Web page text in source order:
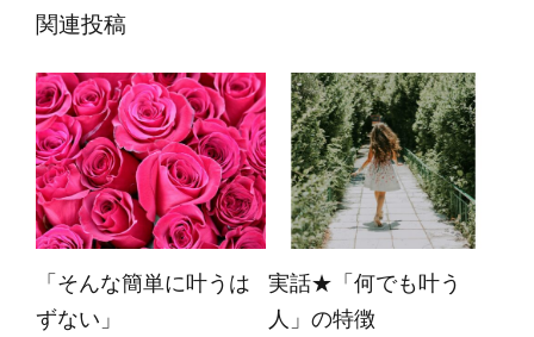
関連投稿
ただ思い出すだけであ
なたも世界も癒されて
いつも幸せな「条件な
しの幸せ」